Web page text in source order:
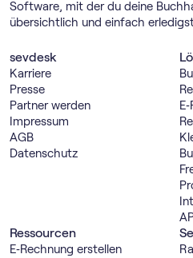
Software, mit der du deine
übersichtlich und einfach
sevdesk
Karriere
Presse
Partner werden
Impressum
AGB
Datenschutz
Ressourcen
E‑Rechnung erstellen